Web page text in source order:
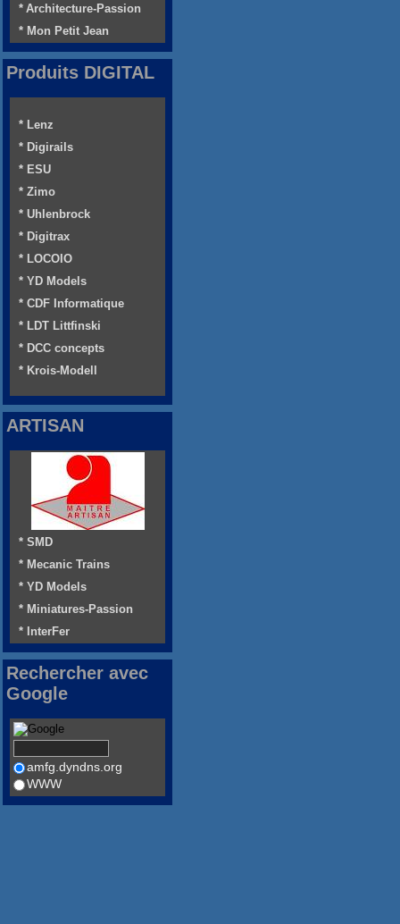
* Architecture-Passion
* Mon Petit Jean
Produits DIGITAL
* Lenz
* Digirails
* ESU
* Zimo
* Uhlenbrock
* Digitrax
* LOCOIO
* YD Models
* CDF Informatique
* LDT Littfinski
* DCC concepts
* Krois-Modell
ARTISAN
* SMD
* Mecanic Trains
* YD Models
* Miniatures-Passion
* InterFer
Rechercher avec
Google
amfg.dyndns.org
WWW